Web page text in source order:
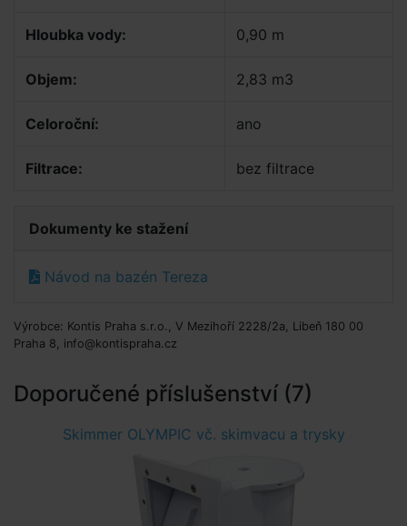
Hloubka vody: 0,90 m
Objem: 2,83 m3
Celoroční: ano
Filtrace: bez filtrace
Dokumenty ke stažení
Návod na bazén Tereza
Výrobce: Kontis Praha s.r.o., V Mezihoří 2228/2a, Libeň 180 00
Praha 8, info@kontispraha.cz
Doporučené příslušenství (7)
Skimmer OLYMPIC vč. skimvacu a trysky